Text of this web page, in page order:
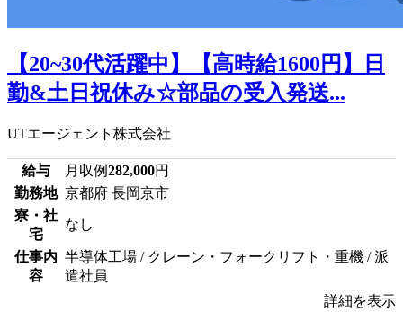
【20~30代活躍中】【高時給1600円】日
勤&土日祝休み☆部品の受入発送...
UTエージェント株式会社
給与 月収例282,000円
勤務地 京都府 長岡京市
寮・社
宅
なし
仕事内
容
半導体工場 / クレーン・フォークリフト・重機 / 派
遣社員
詳細を表示